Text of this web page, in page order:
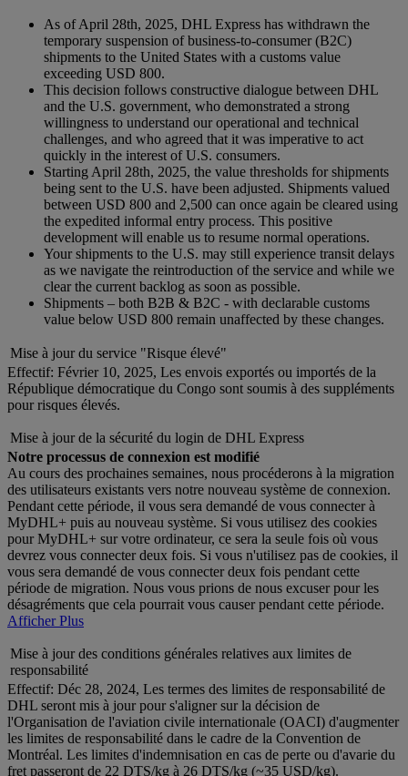
As of April 28th, 2025, DHL Express has withdrawn the
temporary suspension of business-to-consumer (B2C)
shipments to the United States with a customs value
exceeding USD 800.
This decision follows constructive dialogue between DHL
and the U.S. government, who demonstrated a strong
willingness to understand our operational and technical
challenges, and who agreed that it was imperative to act
quickly in the interest of U.S. consumers.
Starting April 28th, 2025, the value thresholds for shipments
being sent to the U.S. have been adjusted. Shipments valued
between USD 800 and 2,500 can once again be cleared using
the expedited informal entry process. This positive
development will enable us to resume normal operations.
Your shipments to the U.S. may still experience transit delays
as we navigate the reintroduction of the service and while we
clear the current backlog as soon as possible.
Shipments – both B2B & B2C - with declarable customs
value below USD 800 remain unaffected by these changes.
Mise à jour du service "Risque élevé"
Effectif: Février 10, 2025, Les envois exportés ou importés de la
République démocratique du Congo sont soumis à des suppléments
pour risques élevés.
Mise à jour de la sécurité du login de DHL Express
Notre processus de connexion est modifié
Au cours des prochaines semaines, nous procéderons à la migration
des utilisateurs existants vers notre nouveau système de connexion.
Pendant cette période, il vous sera demandé de vous connecter à
MyDHL+ puis au nouveau système. Si vous utilisez des cookies
pour MyDHL+ sur votre ordinateur, ce sera la seule fois où vous
devrez vous connecter deux fois. Si vous n'utilisez pas de cookies, il
vous sera demandé de vous connecter deux fois pendant cette
période de migration. Nous vous prions de nous excuser pour les
désagréments que cela pourrait vous causer pendant cette période.
Afficher Plus
Mise à jour des conditions générales relatives aux limites de
responsabilité
Effectif: Déc 28, 2024, Les termes des limites de responsabilité de
DHL seront mis à jour pour s'aligner sur la décision de
l'Organisation de l'aviation civile internationale (OACI) d'augmenter
les limites de responsabilité dans le cadre de la Convention de
Montréal. Les limites d'indemnisation en cas de perte ou d'avarie du
fret passeront de 22 DTS/kg à 26 DTS/kg (~35 USD/kg).